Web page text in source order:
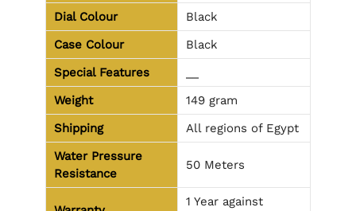
Dial Colour
Black
Case Colour
Black
Special Features
Weight
149 gram
Shipping
All regions of Egypt
Water Pressure
Resistance
50 Meters
1 Year against